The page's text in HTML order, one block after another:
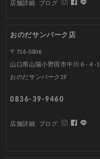
店舗詳細 ブログ
おのだサンパーク店
〒756-0806
山口県山陽小野田市中川６-４-1
おのだサンパーク2F
0836-39-9460
店舗詳細 ブログ